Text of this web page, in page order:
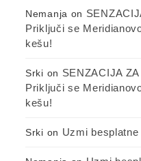
Nemanja on
Priključi se
kešu!
Srki on SENZACIJA
Priključi se
kešu!
Srki on Uzmi